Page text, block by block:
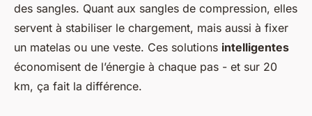
des sangles. Quant aux sangles de compression, elles
servent à stabiliser le chargement, mais aussi à fixer
un matelas ou une veste. Ces solutions intelligentes
économisent de l’énergie à chaque pas - et sur 20
km, ça fait la différence.